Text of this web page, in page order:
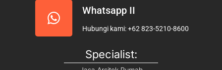
Whatsapp II
Hubungi kami: +62 823-5210-8600
Specialist: